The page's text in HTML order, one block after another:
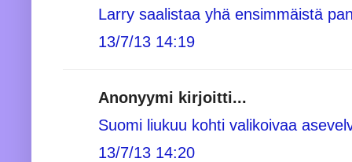
Larry saalistaa yhä ensimmäistä
13/7/13 14:19
Anonyymi kirjoitti...
Suomi liukuu kohti valikoivaa
13/7/13 14:20